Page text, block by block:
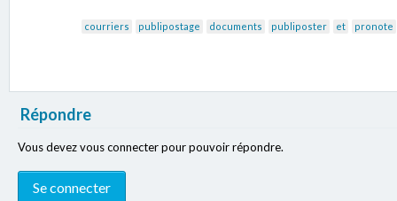
courriers publipostage documents publiposter et pronote
Répondre
Vous devez vous connecter pour pouvoir répondre.